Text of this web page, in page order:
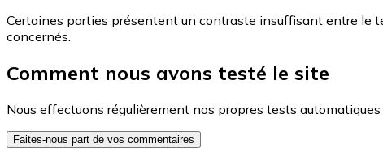
Certaines parties présentent un contraste insuffisant entre le
concernés.
Comment nous avons testé le site
Nous effectuons régulièrement nos propres tests
Faites-nous part de vos commentaires